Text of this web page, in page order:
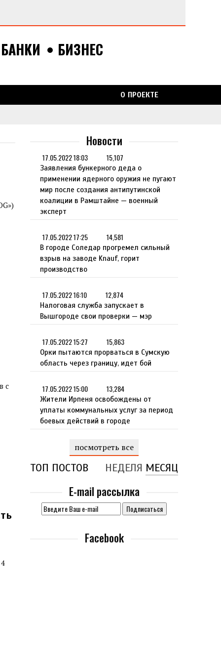
БАНКИ БИЗНЕС
О ПРОЕКТЕ
с
Новости
17.05.2022 18:03 15,107
Заявления бункерного деда о
применении ядерного оружия не пугают
мир после создания антипутинской
коалиции в Рамштайне — военный
эксперт
17.05.2022 17:25 14,581
В городе Соледар прогремел сильный
взрыв на заводе Knauf, горит
производство
17.05.2022 16:10 12,874
Налоговая служба запускает в
Вышгороде свои проверки — мэр
17.05.2022 15:27 15,863
Орки пытаются прорваться в Сумскую
область через границу, идет бой
17.05.2022 15:00 13,284
Жители Ирпеня освобождены от
уплаты коммунальных услуг за период
боевых действий в городе
посмотреть все
ТОП ПОСТОВ НЕДЕЛЯ МЕСЯЦ
E-mail рассылка
Facebook